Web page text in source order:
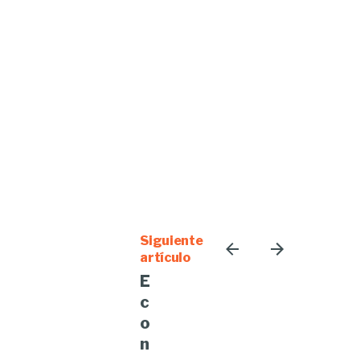
Siguiente
artículo
E
c
o
n